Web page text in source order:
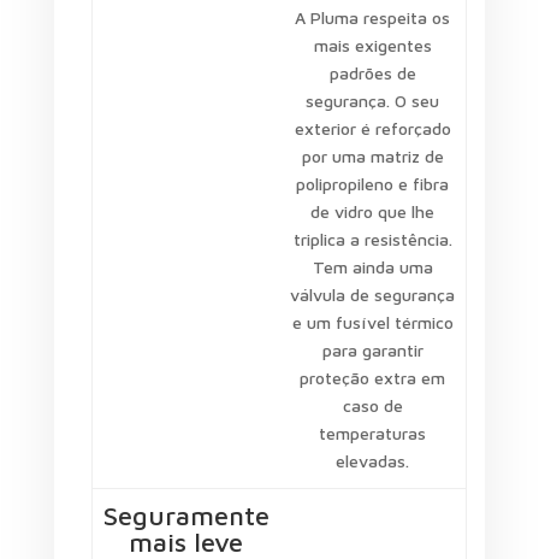
A Pluma respeita os
mais exigentes
padrões de
segurança. O seu
exterior é reforçado
por uma matriz de
polipropileno e fibra
de vidro que lhe
triplica a resistência.
Tem ainda uma
válvula de segurança
e um fusível térmico
para garantir
proteção extra em
caso de
temperaturas
elevadas.
Seguramente
mais leve